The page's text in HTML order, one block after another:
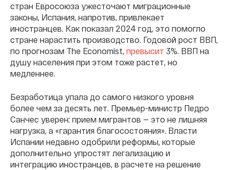
стран Евросоюза ужесточают миграционные
законы, Испания, напротив, привлекает
иностранцев. Как показал 2024 год, это помогло
стране нарастить производство. Годовой рост ВВП,
по прогнозам The Economist, превысит 3%. ВВП на
душу населения при этом тоже растет, но
медленнее.
Безработица упала до самого низкого уровня
более чем за десять лет. Премьер-министр Педро
Санчес уверен: прием мигрантов — это не лишняя
нагрузка, а «гарантия благосостояния». Власти
Испании недавно одобрили реформы, которые
дополнительно упростят легализацию и
интеграцию иностранцев, в расчете на решение